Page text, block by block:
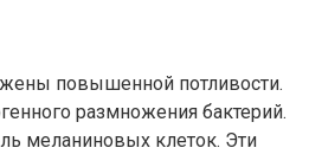
повышенной потливости.
размножения бактерий.
меланиновых клеток. Эти